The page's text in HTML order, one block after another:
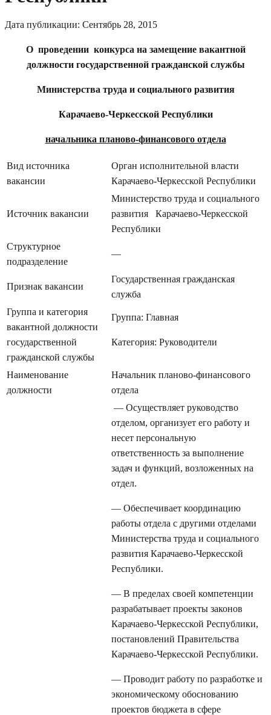
Дата публикации: Сентябрь 28, 2015
О проведении конкурса на замещение вакантной
должности государственной гражданской службы
Министерства труда и социального развития
Карачаево-Черкесской Республики
начальника планово-финансового отдела
Вид источника
вакансии
Орган исполнительной власти
Карачаево-Черкесской Республики
Источник вакансии
Министерство труда и социального
развития Карачаево-Черкесской
Республики
Структурное
подразделение
—
Признак вакансии
Государственная гражданская
служба
Группа и категория
вакантной должности
государственной
гражданской службы
Группа: Главная
Категория: Руководители
Наименование
должности
Начальник планово-финансового
отдела
— Осуществляет руководство
отделом, организует его работу и
несет персональную
ответственность за выполнение
задач и функций, возложенных на
отдел.
— Обеспечивает координацию
работы отдела с другими отделами
Министерства труда и социального
развития Карачаево-Черкесской
Республики.
— В пределах своей компетенции
разрабатывает проекты законов
Карачаево-Черкесской Республики,
постановлений Правительства
Карачаево-Черкесской Республики.
— Проводит работу по разработке и
экономическому обоснованию
проектов бюджета в сфере